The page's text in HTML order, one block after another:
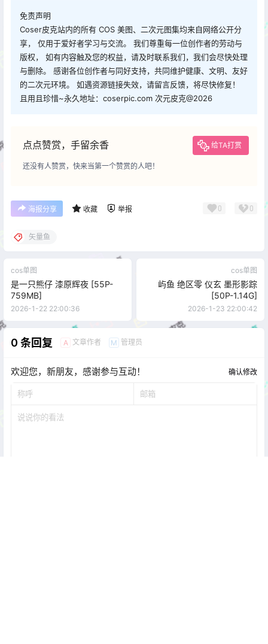
免责声明
Coser皮克站内的所有 COS 美图、二次元图集均来自网络公开分
享， 仅用于爱好者学习与交流。 我们尊重每一位创作者的劳动与
版权， 如有内容触及您的权益，请及时联系我们，我们会尽快处理
与删除。 感谢各位创作者与同好支持，共同维护健康、文明、友好
的二次元环境。 如遇资源链接失效，请留言反馈，将尽快修复！
且用且珍惜~永久地址：coserpic.com 次元皮克@2026
点点赞赏，手留余香 给TA打赏
还没有人赞赏，快来当第一个赞赏的人吧！
海报分享 收藏 举报 0 0
矢量鱼
cos单图
是一只熊仔 漆原辉夜 [55P-
759MB]
2026-1-22 22:00:36
cos单图
屿鱼 绝区零 仪玄 墨形影踪
[50P-1.14G]
2026-1-23 22:00:42
0 条回复 A 文章作者 M 管理员
欢迎您，新朋友，感谢参与互动！ 确认修改